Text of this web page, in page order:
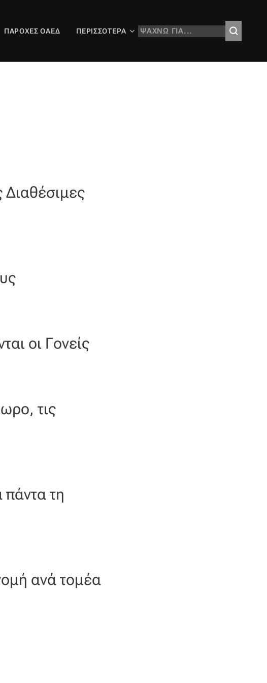
ΠΑΡΟΧΈΣ ΟΑΕΔ ΠΕΡΙΣΣΌΤΕΡΑ
Διαθέσιμες
οι Γονείς
τις
τη
ανά τομέα